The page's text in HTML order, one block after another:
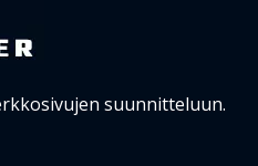
suunnitteluun.